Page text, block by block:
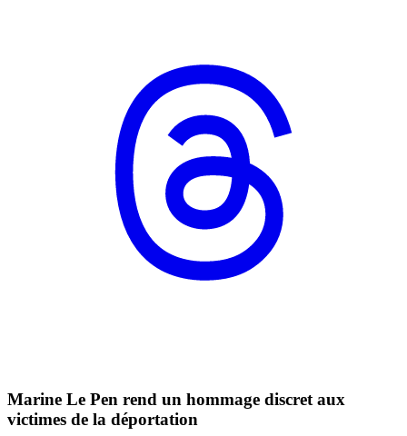
Marine Le Pen rend un hommage discret aux
victimes de la déportation